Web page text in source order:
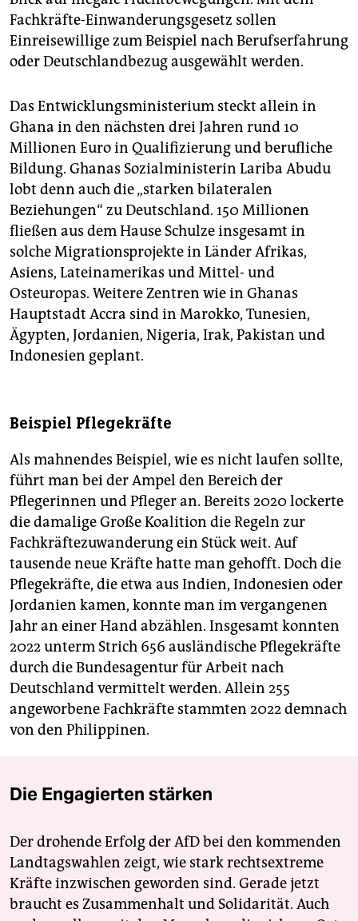
Fachkräfte-Einwanderungsgesetz sollen
Einreisewillige zum Beispiel nach Berufserfahrung
oder Deutschlandbezug ausgewählt werden.
Das Entwicklungsministerium steckt allein in
Ghana in den nächsten drei Jahren rund 10
Millionen Euro in Qualifizierung und berufliche
Bildung. Ghanas Sozialministerin Lariba Abudu
lobt denn auch die „starken bilateralen
Beziehungen“ zu Deutschland. 150 Millionen
fließen aus dem Hause Schulze insgesamt in
solche Migrationsprojekte in Länder Afrikas,
Asiens, Lateinamerikas und Mittel- und
Osteuropas. Weitere Zentren wie in Ghanas
Hauptstadt Accra sind in Marokko, Tunesien,
Ägypten, Jordanien, Nigeria, Irak, Pakistan und
Indonesien geplant.
Beispiel Pflegekräfte
Als mahnendes Beispiel, wie es nicht laufen sollte,
führt man bei der Ampel den Bereich der
Pflegerinnen und Pfleger an. Bereits 2020 lockerte
die damalige Große Koalition die Regeln zur
Fachkräftezuwanderung ein Stück weit. Auf
tausende neue Kräfte hatte man gehofft. Doch die
Pflegekräfte, die etwa aus Indien, Indonesien oder
Jordanien kamen, konnte man im vergangenen
Jahr an einer Hand abzählen. Insgesamt konnten
2022 unterm Strich 656 ausländische Pflegekräfte
durch die Bundesagentur für Arbeit nach
Deutschland vermittelt werden. Allein 255
angeworbene Fachkräfte stammten 2022 demnach
von den Philippinen.
Die Engagierten stärken
Der drohende Erfolg der AfD bei den kommenden
Landtagswahlen zeigt, wie stark rechtsextreme
Kräfte inzwischen geworden sind. Gerade jetzt
braucht es Zusammenhalt und Solidarität. Auch